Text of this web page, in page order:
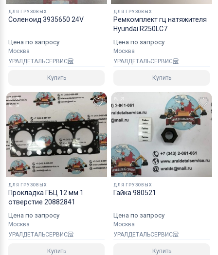
надежным уровнем защиты.
Специалисты компании готовы взять на себя все
мероприятия по оформлению документов и
перевозке вашего заказа в любой регион РФ, в
страны СНГ, Азии и ЕС.
ДЛЯ ГРУЗОВЫХ
Соленоид 3935650 24V
Цена по запросу
Москва
УРАЛДЕТАЛЬСЕРВИС
Купить
ДЛЯ ГРУЗОВЫХ
Ремкомплект гц натяжителя
Hyundai R250LC7
Цена по запросу
Москва
УРАЛДЕТАЛЬСЕРВИС
Купить
ДЛЯ ГРУЗОВЫХ
Прокладка ГБЦ 12 мм 1
отверстие 20882841
Цена по запросу
Москва
УРАЛДЕТАЛЬСЕРВИС
Купить
ДЛЯ ГРУЗОВЫХ
Гайка 980521
Цена по запросу
Москва
УРАЛДЕТАЛЬСЕРВИС
Купить